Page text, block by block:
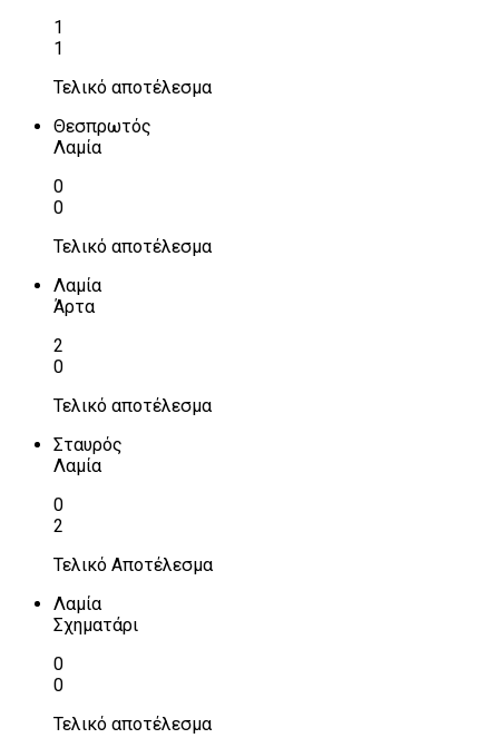
1
1
Τελικό αποτέλεσμα
Θεσπρωτός
Λαμία
0
0
Τελικό αποτέλεσμα
Λαμία
Άρτα
2
0
Τελικό αποτέλεσμα
Σταυρός
Λαμία
0
2
Τελικό Αποτέλεσμα
Λαμία
Σχηματάρι
0
0
Τελικό αποτέλεσμα